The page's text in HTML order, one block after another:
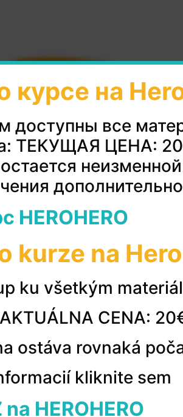
на
доступны все
ТЕКУЩАЯ ЦЕНА:
HEROHERO
kurze na
ku všetkým
CENA:
ostáva rovnaká
kliknite sem
na HEROHERO